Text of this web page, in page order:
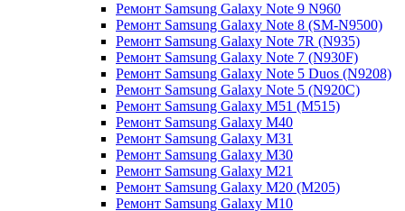
Ремонт Samsung Galaxy Note 9 N960
Ремонт Samsung Galaxy Note 8 (SM-N9500)
Ремонт Samsung Galaxy Note 7R (N935)
Ремонт Samsung Galaxy Note 7 (N930F)
Ремонт Samsung Galaxy Note 5 Duos (N9208)
Ремонт Samsung Galaxy Note 5 (N920C)
Ремонт Samsung Galaxy M51 (M515)
Ремонт Samsung Galaxy M40
Ремонт Samsung Galaxy M31
Ремонт Samsung Galaxy M30
Ремонт Samsung Galaxy M21
Ремонт Samsung Galaxy M20 (M205)
Ремонт Samsung Galaxy M10